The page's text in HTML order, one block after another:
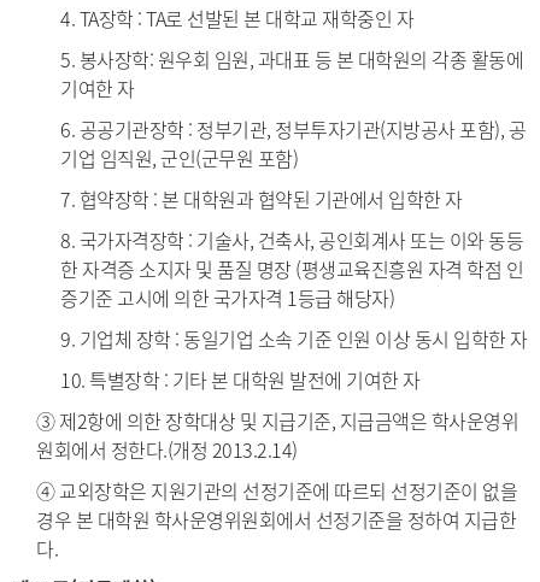
4. TA장학 : TA로 선발된 본 대학교 재학중인 자
5. 봉사장학: 원우회 임원, 과대표 등 본 대학원의 각종 활동에
기여한 자
6. 공공기관장학 : 정부기관, 정부투자기관(지방공사 포함), 공
기업 임직원, 군인(군무원 포함)
7. 협약장학 : 본 대학원과 협약된 기관에서 입학한 자
8. 국가자격장학 : 기술사, 건축사, 공인회계사 또는 이와 동등
한 자격증 소지자 및 품질 명장 (평생교육진흥원 자격 학점 인
증기준 고시에 의한 국가자격 1등급 해당자)
9. 기업체 장학 : 동일기업 소속 기준 인원 이상 동시 입학한 자
10. 특별장학 : 기타 본 대학원 발전에 기여한 자
③ 제2항에 의한 장학대상 및 지급기준, 지급금액은 학사운영위
원회에서 정한다.(개정 2013.2.14)
④ 교외장학은 지원기관의 선정기준에 따르되 선정기준이 없을
경우 본 대학원 학사운영위원회에서 선정기준을 정하여 지급한
다.